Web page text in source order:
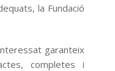
la Fundació
garanteix
completes i